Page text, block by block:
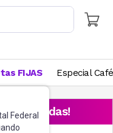
Federal
FIJAS Especial Café
destacadas!